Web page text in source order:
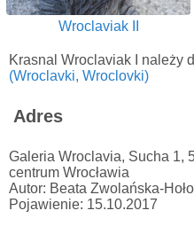
Wroclaviak II
Krasnal Wroclaviak I należy
(Wroclavki, Wroclovki)
Adres
Galeria Wroclavia, Sucha 1,
centrum Wrocławia
Autor: Beata Zwolańska-
Pojawienie: 15.10.2017